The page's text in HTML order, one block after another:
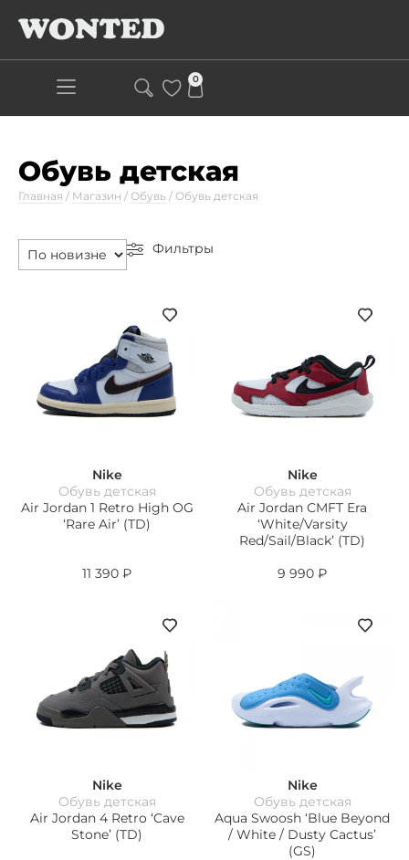
0
Обувь детская
Главная / Магазин / Обувь / Обувь детская
Фильтры
Nike
Обувь детская
Air Jordan 1 Retro High OG
‘Rare Air’ (TD)
11 390 ₽
Nike
Обувь детская
Air Jordan CMFT Era
‘White/Varsity
Red/Sail/Black’ (TD)
9 990 ₽
Nike
Обувь детская
Air Jordan 4 Retro ‘Cave
Stone’ (TD)
Nike
Обувь детская
Aqua Swoosh ‘Blue Beyond
/ White / Dusty Cactus’
(GS)